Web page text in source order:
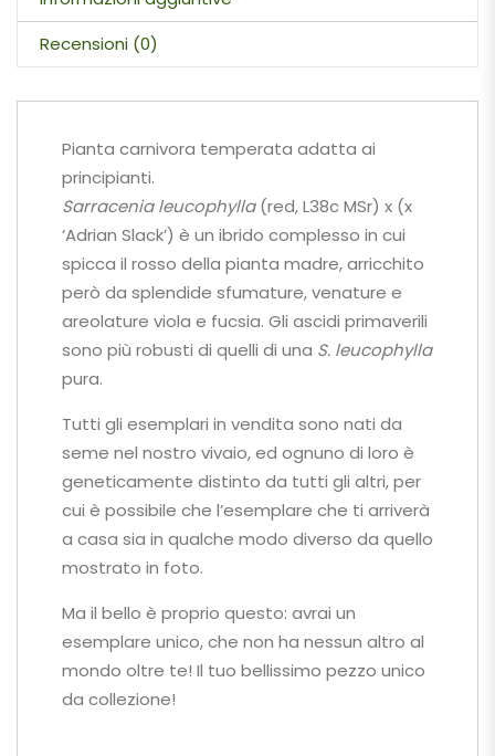
Recensioni (0)
Pianta carnivora temperata adatta ai
principianti.
Sarracenia leucophylla(red, L38c MSr) x (x
‘Adrian Slack’) è un ibrido complesso in cui
spicca il rosso della pianta madre, arricchito
però da splendide sfumature, venature e
areolature viola e fucsia. Gli ascidi primaverili
sono più robusti di quelli di una S. leucophylla
pura.
Tutti gli esemplari in vendita sono nati da
seme nel nostro vivaio, ed ognuno di loro è
geneticamente distinto da tutti gli altri, per
cui è possibile che l’esemplare che ti arriverà
a casa sia in qualche modo diverso da quello
mostrato in foto.
Ma il bello è proprio questo: avrai un
esemplare unico, che non ha nessun altro al
mondo oltre te! Il tuo bellissimo pezzo unico
da collezione!